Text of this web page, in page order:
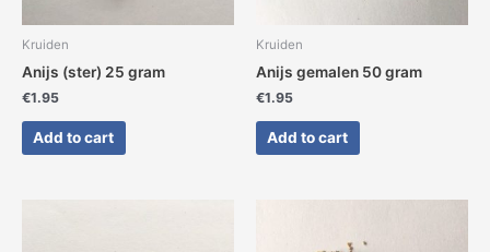
Kruiden
Anijs (ster) 25 gram
€1.95
Add to cart
Kruiden
Anijs gemalen 50 gram
€1.95
Add to cart